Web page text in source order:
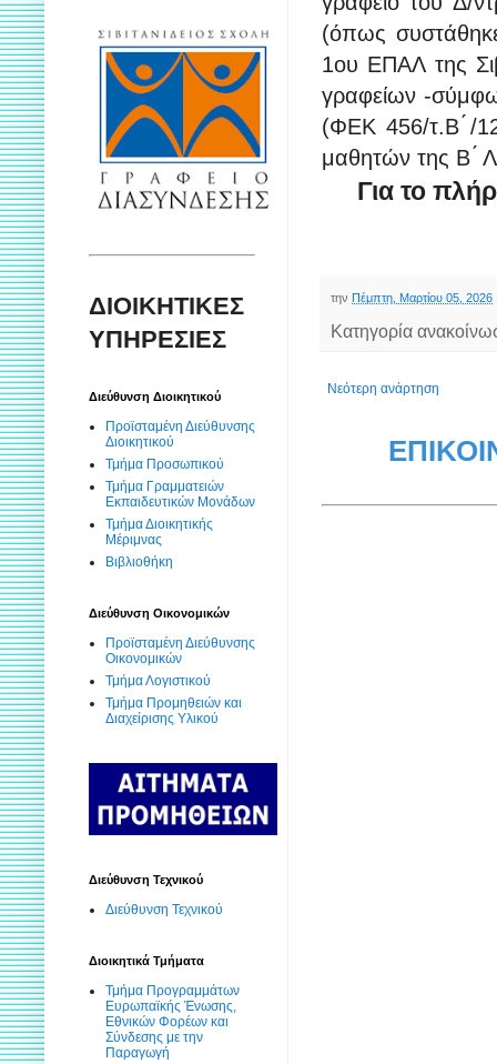
(όπως
1ου ΕΠΑΛ της
γραφείων -
(ΦΕΚ 456/τ.Β ́/12-
μαθητών της Β
Για το
την Πέμπτη, Μαρτίου 05, 2026
Κατηγορία
Νεότερη ανάρτηση
ΔΙΟΙΚΗΤΙΚΕΣ
ΥΠΗΡΕΣΙΕΣ
Διεύθυνση Διοικητικού
Προϊσταμένη Διεύθυνσης
Διοικητικού
Τμήμα Προσωπικού
Τμήμα Γραμματειών
Εκπαιδευτικών Μονάδων
Τμήμα Διοικητικής
Μέριμνας
Βιβλιοθήκη
Διεύθυνση Οικονομικών
Προϊσταμένη Διεύθυνσης
Οικονομικών
Τμήμα Λογιστικού
Τμήμα Προμηθειών και
Διαχείρισης Υλικού
Διεύθυνση Τεχνικού
Διεύθυνση Τεχνικού
Διοικητικά Τμήματα
Τμήμα Προγραμμάτων
Ευρωπαϊκής Ένωσης,
Εθνικών Φορέων και
Σύνδεσης με την
Παραγωγή